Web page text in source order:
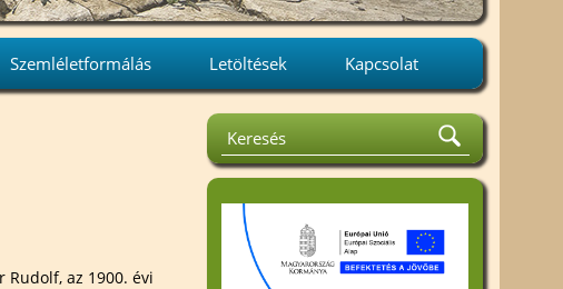
Szemléletformálás
Kiállítások
Letöltések
Közhasznúsági jelentés
Felhívások
Kiadványok
Beszámoló az 1%
felhasználásáról
Kapcsolat
az 1900. évi